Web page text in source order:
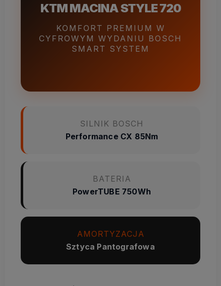
KTM MACINA STYLE 720
KOMFORT PREMIUM W
CYFROWYM WYDANIU BOSCH
SMART SYSTEM
SILNIK BOSCH
Performance CX 85Nm
BATERIA
PowerTUBE 750Wh
AMORTYZACJA
Sztyca Pantografowa